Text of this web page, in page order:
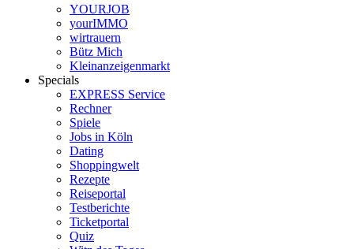
YOURJOB
yourIMMO
wirtrauern
Bütz Mich
Kleinanzeigenmarkt
Specials
EXPRESS Service
Rechner
Spiele
Jobs in Köln
Dating
Shoppingwelt
Rezepte
Reiseportal
Testberichte
Ticketportal
Quiz